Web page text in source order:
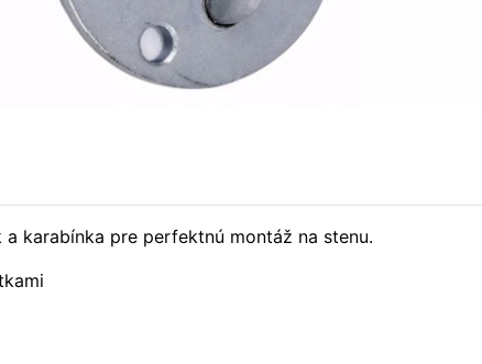
a karabínka pre perfektnú montáž na stenu.